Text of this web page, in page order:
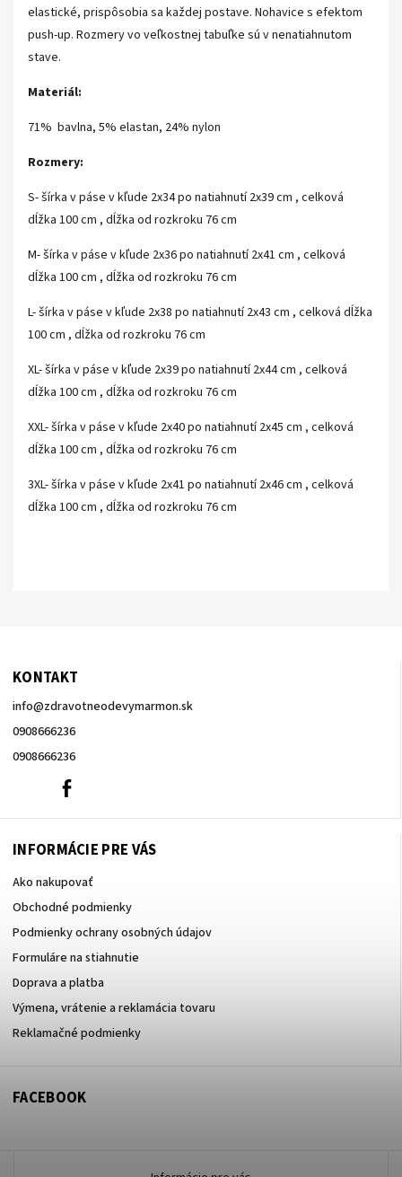
elastické, prispôsobia sa každej postave. Nohavice s efektom
push-up. Rozmery vo veľkostnej tabuľke sú v nenatiahnutom
stave.
Materiál:
71% bavlna, 5% elastan, 24% nylon
Rozmery:
S- šírka v páse v kľude 2x34 po natiahnutí 2x39 cm , celková
dĺžka 100 cm , dĺžka od rozkroku 76 cm
M- šírka v páse v kľude 2x36 po natiahnutí 2x41 cm , celková
dĺžka 100 cm , dĺžka od rozkroku 76 cm
L- šírka v páse v kľude 2x38 po natiahnutí 2x43 cm , celková dĺžka
100 cm , dĺžka od rozkroku 76 cm
XL- šírka v páse v kľude 2x39 po natiahnutí 2x44 cm , celková
dĺžka 100 cm , dĺžka od rozkroku 76 cm
XXL- šírka v páse v kľude 2x40 po natiahnutí 2x45 cm , celková
dĺžka 100 cm , dĺžka od rozkroku 76 cm
3XL- šírka v páse v kľude 2x41 po natiahnutí 2x46 cm , celková
dĺžka 100 cm , dĺžka od rozkroku 76 cm
KONTAKT
info@zdravotneodevymarmon.sk
0908666236
0908666236
0908666236
INFORMÁCIE PRE VÁS
Ako nakupovať
Obchodné podmienky
Podmienky ochrany osobných údajov
Formuláre na stiahnutie
Doprava a platba
Výmena, vrátenie a reklamácia tovaru
Reklamačné podmienky
FACEBOOK